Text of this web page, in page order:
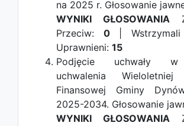
na 2025 r. Głosowanie
WYNIKI GŁOSOWANIA
Przeciw: 0|
Uprawnieni: 15
Podjęcie uchwały
uchwalenia Wieloletniej
Finansowej Gminy
2025-2034. Głosowanie
WYNIKI GŁOSOWANIA